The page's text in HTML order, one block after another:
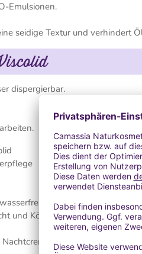
Emulsionen.
seidige Textur und verhindert
dispergierbar.
Sticks, Gele)
und Körper (z. B. Peelings,
Lippenbalsam,